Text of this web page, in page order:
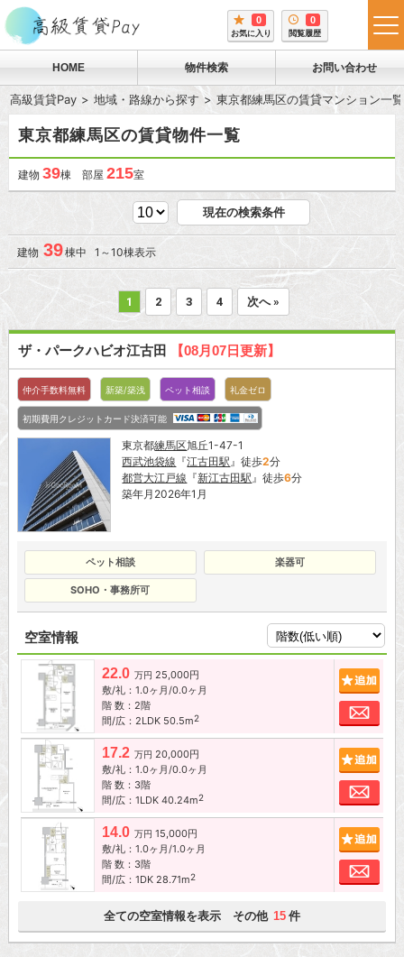
0
お気に入り
0
閲覧履歴
HOME 物件検索 お問い合わせ
高級賃貸Pay 地域・路線から探す 東京都練馬区の賃貸マンション一
東京都練馬区の賃貸物件一覧
建物 39棟 部屋 215室
現在の検索条件
建物 39棟中 1～10棟表示
1 2 3 4 次へ »
ザ・パークハビオ江古田 【08月07日更新】
仲介手数料無料 新築/築浅 ペット相談 礼金ゼロ
初期費用クレジットカード決済可能
東京都練馬区旭丘1-47-1
西武池袋線 『江古田駅』徒歩2分
都営大江戸線 『新江古田駅』徒歩6分
築年月2026年1月
ペット相談 楽器可
SOHO・事務所可
空室情報
22.0 万円 25,000円
敷/礼：1.0ヶ月/0.0ヶ月
階 数：2階
間/広：2LDK 50.5m2
お
17.2 万円 20,000円
敷/礼：1.0ヶ月/0.0ヶ月
階 数：3階
間/広：1LDK 40.24m2
お
14.0 万円 15,000円
敷/礼：1.0ヶ月/1.0ヶ月
階 数：3階
間/広：1DK 28.71m2
お
全ての空室情報を表示 その他 15 件